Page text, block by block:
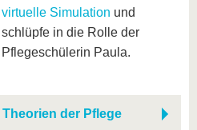
virtuelle Simulation und
schlüpfe in die Rolle der
Pflegeschülerin Paula.
der Pflege